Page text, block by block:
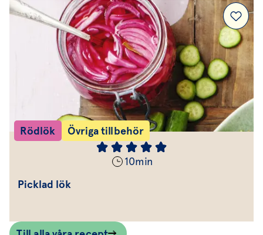
Rödlök Övriga tillbehör
10min
Picklad lök